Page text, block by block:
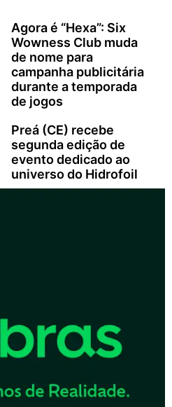
Agora é “Hexa”: Six
Wowness Club muda
de nome para
campanha publicitária
durante a temporada
de jogos
Preá (CE) recebe
segunda edição de
evento dedicado ao
universo do Hidrofoil